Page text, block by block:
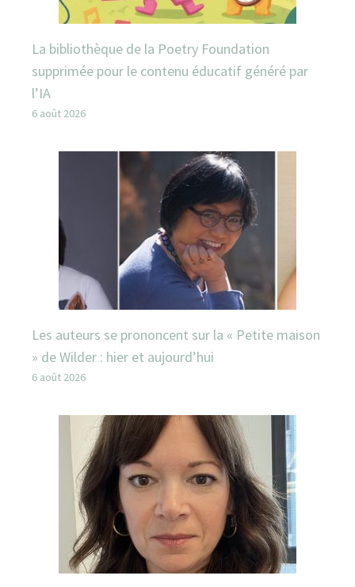
La bibliothèque de la Poetry Foundation
supprimée pour le contenu éducatif généré par
l’IA
6 août 2026
Les auteurs se prononcent sur la « Petite maison
» de Wilder : hier et aujourd’hui
6 août 2026